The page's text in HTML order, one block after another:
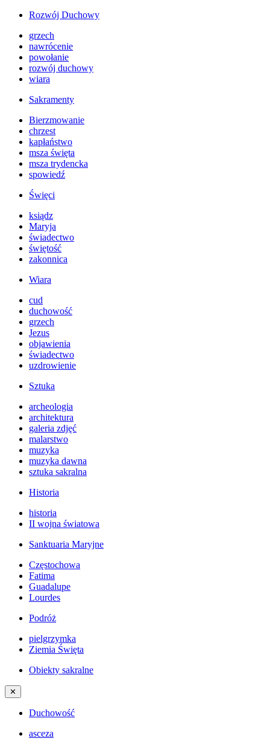
Rozwój Duchowy
grzech
nawrócenie
powołanie
rozwój duchowy
wiara
Sakramenty
Bierzmowanie
chrzest
kapłaństwo
msza święta
msza trydencka
spowiedź
Święci
ksiądz
Maryja
świadectwo
świętość
zakonnica
Wiara
cud
duchowość
grzech
Jezus
objawienia
świadectwo
uzdrowienie
Sztuka
archeologia
architektura
galeria zdjęć
malarstwo
muzyka
muzyka dawna
sztuka sakralna
Historia
historia
II wojna światowa
Sanktuaria Maryjne
Częstochowa
Fatima
Guadalupe
Lourdes
Podróż
pielgrzymka
Ziemia Święta
Obiekty sakralne
✕
Duchowość
asceza